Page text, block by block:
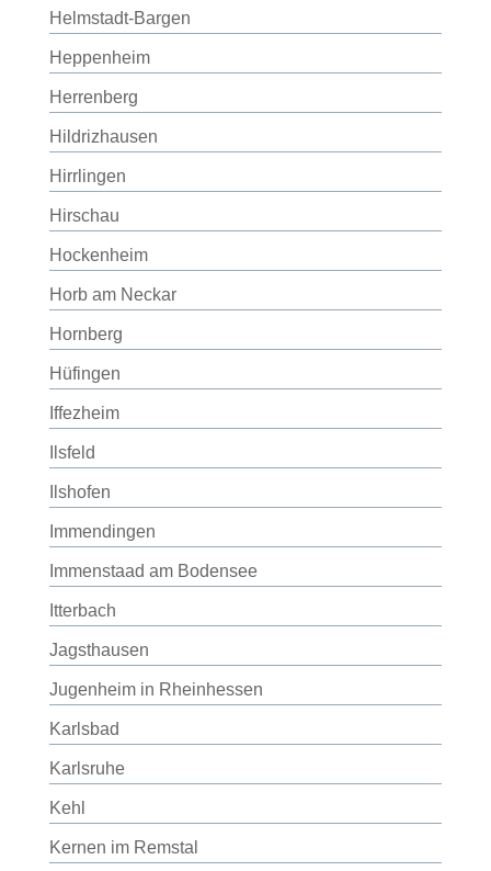
Helmstadt-Bargen
Heppenheim
Herrenberg
Hildrizhausen
Hirrlingen
Hirschau
Hockenheim
Horb am Neckar
Hornberg
Hüfingen
Iffezheim
Ilsfeld
Ilshofen
Immendingen
Immenstaad am Bodensee
Itterbach
Jagsthausen
Jugenheim in Rheinhessen
Karlsbad
Karlsruhe
Kehl
Kernen im Remstal